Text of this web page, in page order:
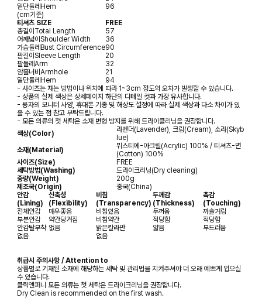
밑단둘레 Hem
96
(cm기준)
티셔츠 SIZE
FREE
총길이 Total Length
57
어깨넓이 Shoulder Width
36
가슴둘레 Bust Circumference90
팔길이 Sleeve Length
20
팔둘레 Arm
32
암홀너비 Armhole
21
밑단둘레 Hem
94
- 사이즈는 재는 방법이나 위치에 따라 1~3cm 정도의 오차가 발생할 수 있습니다.
- 상품의 실제 색상은 상세페이지 하단의 디테일 컷과 가장 유사합니다.
- 용자의 모니터 사양, 휴대폰 기종 및 해상도 설정에 따라 실제 색상과 다소 차이가 있
을 수 있는 점 참고 부탁드립니다.
- 모든 의류의 첫 세탁은 소재 변형 방지를 위해 드라이클리닝을 권장합니다.
색상(Color)
라벤더(Lavender), 크림(Cream), 소라(Skyb
lue)
소재(Material)
뷔스티에-아크릴(Acrylic) 100% / 티셔츠-면
(Cotton) 100%
사이즈(Size)
FREE
세탁방법(Washing)
드라이크리닝(Dry cleaning)
중량(Weight)
200g
제조국(Origin)
중국(China)
안감
(Lining)
신축성
(Flexibility)
비침
(Transparency)
두께감
(Thickness)
촉감
(Touching)
전체안감
매우좋음 비침있음 두꺼움
까슬거림
부분안감
약간당겨짐 비침약간 적당함
적당함
안감탈부착 없음 밝은칼라만 얇음
부드러움
없음
없음
취급시 주의사항 / Attention to
상품별로 기재된 소재에 해당하는 세탁 및 관리법을 지켜주셔야 더 오래 예쁘게 입으실
수 있습니다.
클릭앤퍼니 모든 의류는 첫 세탁은 드라이크리닝을 권장합니다.
Dry Clean is recommended on the first wash.